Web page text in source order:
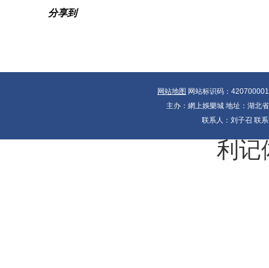
分享到
网站地图 网站标识码：
主办：網上娛樂城 地址：湖北
联系人：刘子召 联
利记